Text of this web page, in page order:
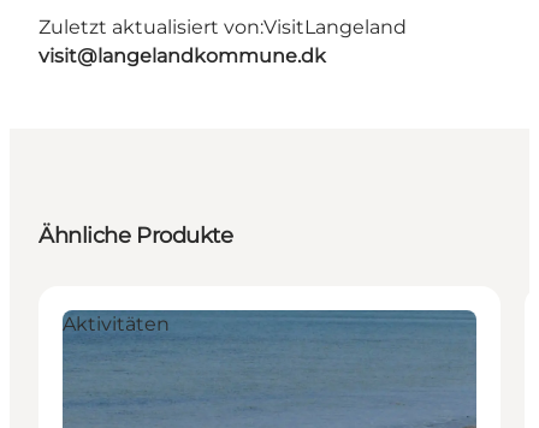
Zuletzt aktualisiert von:VisitLangeland
visit@langelandkommune.dk
Ähnliche Produkte
Aktivitäten